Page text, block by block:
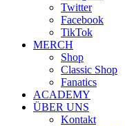
Twitter
Facebook
TikTok
MERCH
Shop
Classic Shop
Fanatics
ACADEMY
ÜBER UNS
Kontakt